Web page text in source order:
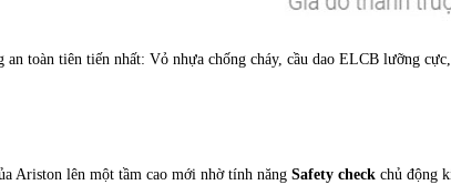
toàn tiên tiến nhất: Vỏ nhựa chống cháy, cầu dao ELCB lưỡng
Ariston lên một tầm cao mới nhờ tính năng Safety check chủ động